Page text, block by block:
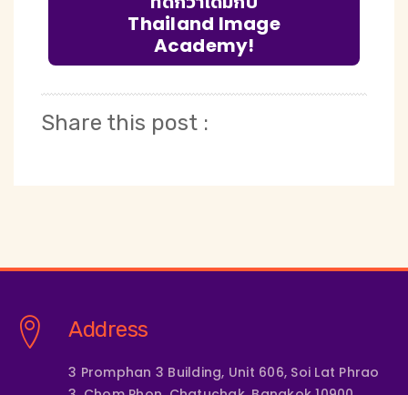
Thailand Image
Academy!
Share this post :
Address
3 Promphan 3 Building, Unit 606, Soi Lat Phrao